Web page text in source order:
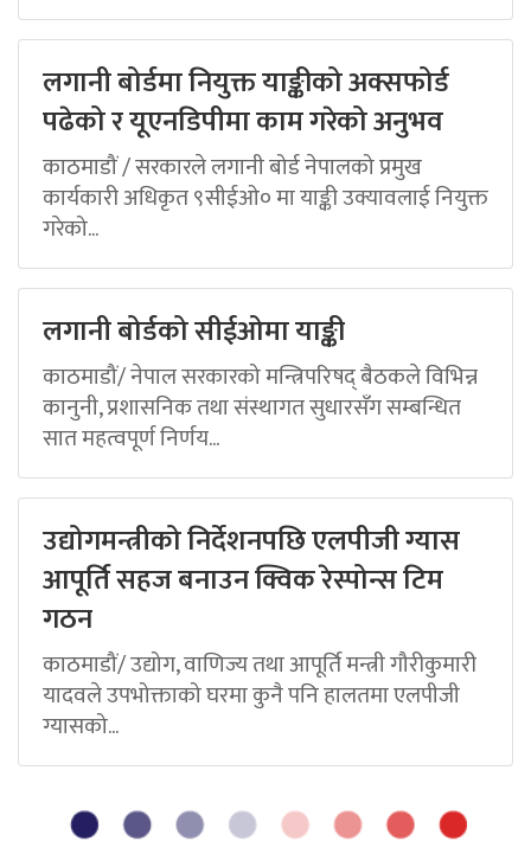
लगानी बोर्डमा नियुक्त याङ्कीको अक्सफोर्ड
पढेको र यूएनडिपीमा काम गरेको अनुभव
काठमाडौं / सरकारले लगानी बोर्ड नेपालको प्रमुख
कार्यकारी अधिकृत ९सीईओ० मा याङ्की उक्यावलाई नियुक्त
गरेको...
लगानी बोर्डको सीईओमा याङ्की
काठमाडौं/ नेपाल सरकारको मन्त्रिपरिषद् बैठकले विभिन्न
कानुनी, प्रशासनिक तथा संस्थागत सुधारसँग सम्बन्धित
सात महत्वपूर्ण निर्णय...
उद्योगमन्त्रीको निर्देशनपछि एलपीजी ग्यास
आपूर्ति सहज बनाउन क्विक रेस्पोन्स टिम
गठन
काठमाडौं/ उद्योग, वाणिज्य तथा आपूर्ति मन्त्री गौरीकुमारी
यादवले उपभोक्ताको घरमा कुनै पनि हालतमा एलपीजी
ग्यासको...